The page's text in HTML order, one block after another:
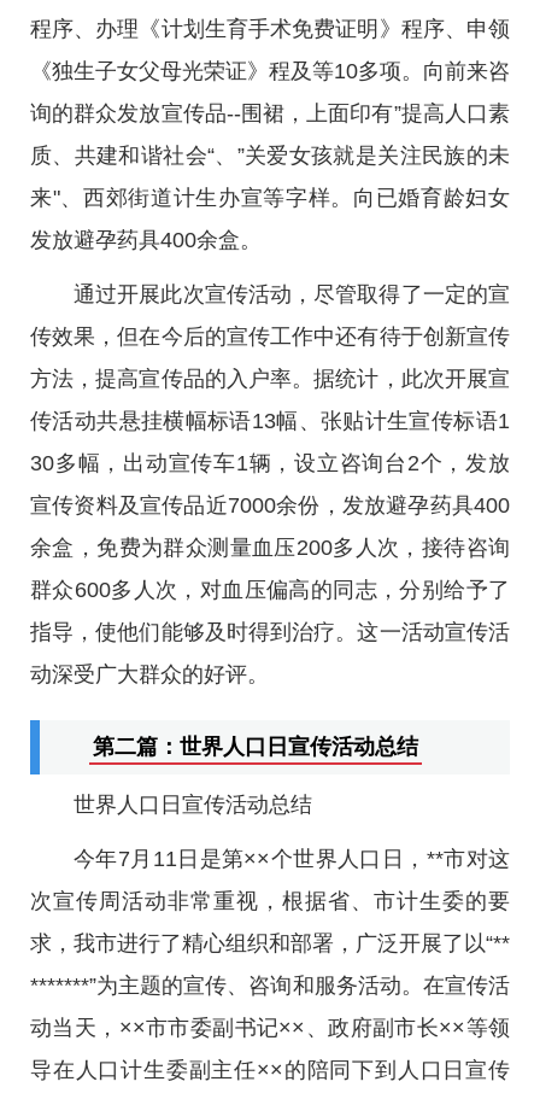
程序、办理《计划生育手术免费证明》程序、申领
《独生子女父母光荣证》程及等10多项。向前来咨
询的群众发放宣传品--围裙，上面印有”提高人口素
质、共建和谐社会“、”关爱女孩就是关注民族的未
来"、西郊街道计生办宣等字样。向已婚育龄妇女
发放避孕药具400余盒。
通过开展此次宣传活动，尽管取得了一定的宣
传效果，但在今后的宣传工作中还有待于创新宣传
方法，提高宣传品的入户率。据统计，此次开展宣
传活动共悬挂横幅标语13幅、张贴计生宣传标语1
30多幅，出动宣传车1辆，设立咨询台2个，发放
宣传资料及宣传品近7000余份，发放避孕药具400
余盒，免费为群众测量血压200多人次，接待咨询
群众600多人次，对血压偏高的同志，分别给予了
指导，使他们能够及时得到治疗。这一活动宣传活
动深受广大群众的好评。
第二篇：世界人口日宣传活动总结
世界人口日宣传活动总结
今年7月11日是第××个世界人口日，**市对这
次宣传周活动非常重视，根据省、市计生委的要
求，我市进行了精心组织和部署，广泛开展了以“**
*******”为主题的宣传、咨询和服务活动。在宣传活
动当天，××市市委副书记××、政府副市长××等领
导在人口计生委副主任××的陪同下到人口日宣传